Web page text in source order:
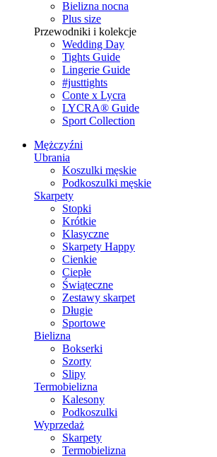
Bielizna nocna
Plus size
Przewodniki i kolekcje
Wedding Day
Tights Guide
Lingerie Guide
#justtights
Conte x Lycra
LYCRA® Guide
Sport Сollection
Mężczyźni
Ubrania
Koszulki męskie
Podkoszulki męskie
Skarpety
Stopki
Krótkie
Klasyczne
Skarpety Happy
Cienkie
Ciepłe
Świąteczne
Zestawy skarpet
Długie
Sportowe
Bielizna
Bokserki
Szorty
Slipy
Termobielizna
Kalesony
Podkoszulki
Wyprzedaż
Skarpety
Termobielizna